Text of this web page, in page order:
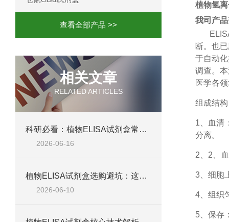
查看全部产品 >>
相关文章
RELATED ARTICLES
科研必看：植物ELISA试剂盒常见失败原因，这六个问题最致命
2026-06-16
植物ELISA试剂盒选购避坑：这五个参数不达标，数据全白测
2026-06-10
植物氢
我司产
断。也
于自动
调查。
医学各
组成结构
1、
血清
分离。
2、 2、
3、细胞
4、组织
5、保存